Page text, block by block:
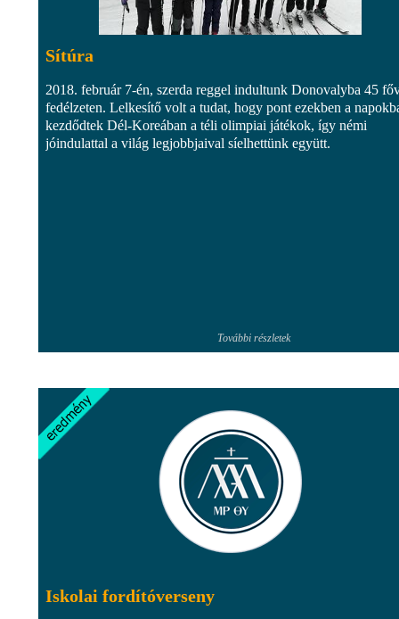
Sítúra
2018. február 7-én, szerda reggel indultunk Donovalyba 45
fedélzeten. Lelkesítő volt a tudat, hogy pont ezekben a
kezdődtek Dél-Koreában a téli olimpiai játékok, így némi
jóindulattal a világ legjobbjaival síelhettünk együtt.
További részletek
Iskolai fordítóverseny